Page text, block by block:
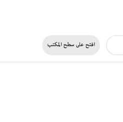
افتح علىسطح المكتب